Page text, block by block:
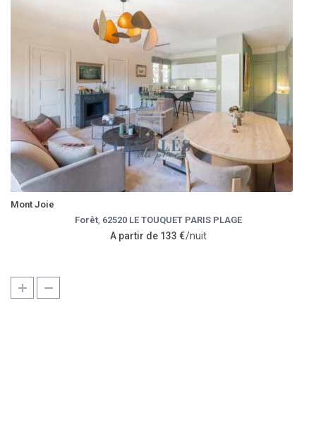
Mont Joie
Forêt, 62520 LE TOUQUET PARIS PLAGE
A partir de 133 €/nuit